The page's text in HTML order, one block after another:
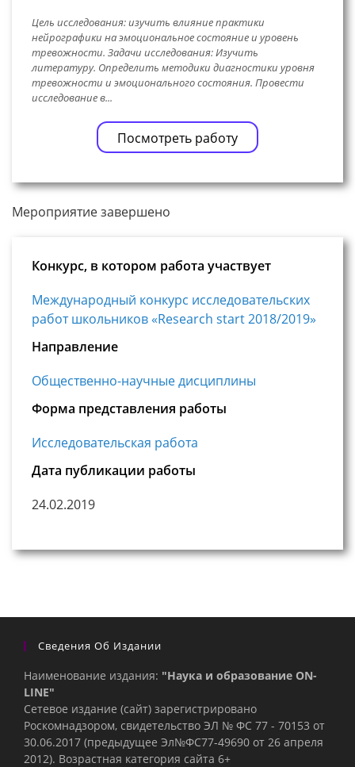
Цель исследования: изучить влияние практики
нейрографики на эмоциональное состояние и уровень
тревожности. Задачи исследования: Изучить
литературу. Определить методики диагностики уровня
тревожности и эмоционального состояния. Провести
исследование в...
Посмотреть работу
Мероприятие завершено
Конкурс, в котором работа участвует
Международный конкурс исследовательских
работ школьников «Research start 2018/2019»
Направление
Общественно-научные дисциплины
Форма представления работы
Исследовательская работа
Дата публикации работы
24.02.2019
Сведения Об Издании
Наименование издания: "Наука и образование ON-
LINE"
Сетевое издание (сайт) зарегистрировано
Роскомнадзором, свидетельство ЭЛ № ФС 77 - 70153 от
30.06.2017 (предыдущее Эл№ФC77-49690 от 26 апреля
2012). Возрастная категория сайта 6+